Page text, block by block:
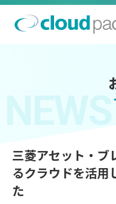
NEWS
三菱アセット・ブ
るクラウドを活用
た